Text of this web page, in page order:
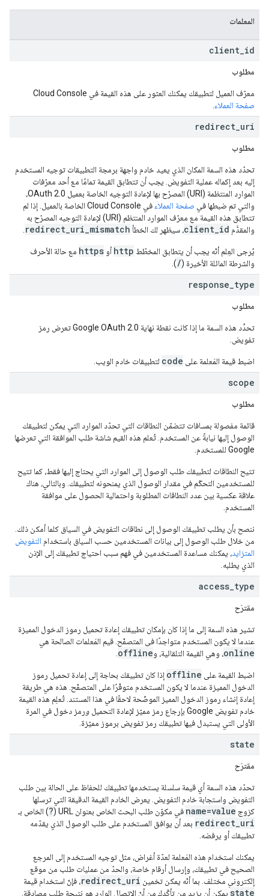
المعلمات
client id
مطلوب
معرّف العميل لتطبيقك يمكنك العثور على هذه القيمة في Cloud Console
صفحة العملاء
redirect uri
مطلوب
تحدّد هذه السمة المكان الذي يعيد خادم واجهة برمجة التطبيقات توجيه المستخدم
إليه بعد إكماله عملية التفويض. يجب أن تتطابق القيمة تمامًا مع أحد معرّفات
الموارد المنتظمة (URI) المصرّح بها لإعادة التوجيه الخاصة بعميل OAuth 2.0،
والتي تم ضبطها في صفحة العملاء
في Cloud Console الخاصة بالعميل. إذا لم
تتطابق هذه القيمة مع معرّف الموارد المنتظم (URI) لإعادة التوجيه المصرّح به
والمقدَّم client_id، سيظهر لك الخطأ redirect_uri_mismatch
يُرجى العِلم أنّه يجب أن يتطابق المخطّط http أو https مع حالة الأحرف
والشرطة المائلة الأخيرة (/
).
response type
مطلوب
تحدِّد هذه السمة ما إذا كانت نقطة نهاية Google OAuth 2.0 تعرض رمز
تفويض.
اضبط قيمة المَعلمة على code لتطبيقات خادم الويب.
scope
مطلوب
قائمة مفصولة بمسافات تتضمّن النطاقات التي تحدّد الموارد التي يمكن لتطبيقك
الوصول إليها نيابةً عن المستخدم. تُعلم هذه القيم شاشة طلب الموافقة التي تعرضها
Google للمستخدم.
تتيح النطاقات لتطبيقك طلب الوصول إلى الموارد التي يحتاج إليها فقط، كما تتيح
للمستخدمين التحكّم في مقدار الوصول الذي يمنحونه لتطبيقك. وبالتالي، هناك
علاقة عكسية بين عدد النطاقات المطلوبة واحتمالية الحصول على موافقة
المستخدم.
ننصح بأن يطلب تطبيقك الوصول إلى نطاقات التفويض في السياق كلما أمكن ذلك.
من خلال طلب الوصول إلى بيانات المستخدمين حسب السياق باستخدام التفويض
المتزايد، يمكنك مساعدة المستخدمين في فهم سبب احتياج تطبيقك إلى الإذن
الذي يطلبه.
access type
مقترَح
تشير هذه السمة إلى ما إذا كان بإمكان تطبيقك إعادة تحميل رموز الدخول المميزة
عندما لا يكون المستخدم متواجدًا في المتصفّح. قيم المَعلمات الصالحة هي
online، وهي القيمة التلقائية، وoffline
اضبط القيمة على offline إذا كان تطبيقك بحاجة إلى إعادة تحميل رموز
الدخول المميزة عندما لا يكون المستخدم متوفّرًا على المتصفّح. هذه هي طريقة
إعادة إنشاء رموز الدخول المميز الموضّحة لاحقًا في هذا المستند. تُعلِم هذه القيمة
خادم تفويض Google بإرجاع رمز مميّز لإعادة التحميل
ورمز دخول في المرة
الأولى التي يستبدل فيها تطبيقك رمز تفويض برموز مميّزة.
state
مقترَح
تحدّد هذه السمة أي قيمة سلسلة يستخدمها تطبيقك للحفاظ على الحالة بين طلب
التفويض واستجابة خادم التفويض. يعرض الخادم القيمة الدقيقة التي ترسلها
كزوج name=value في مكوّن طلب البحث الخاص بعنوان URL ( ?) الخاص بـ
redirect_uri بعد أن يوافق المستخدم على طلب الوصول الذي يقدّمه
تطبيقك أو يرفضه.
يمكنك استخدام هذه المَعلمة لعدّة أغراض، مثل توجيه المستخدم إلى المرجع
الصحيح في تطبيقك، وإرسال أرقام خاصة، والحدّ من عمليات طلب من موقع
إلكتروني مختلف. بما أنّه يمكن تخمين redirect_uri، فإنّ استخدام قيمة
state يمكن أن يزيد من تأكّدك من أنّ الاتصال الوارد هو نتيجة طلب مصادقة.